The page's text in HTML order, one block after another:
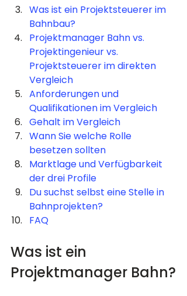
Was ist ein Projektsteuerer im
Bahnbau?
Projektmanager Bahn vs.
Projektingenieur vs.
Projektsteuerer im direkten
Vergleich
Anforderungen und
Qualifikationen im Vergleich
Gehalt im Vergleich
Wann Sie welche Rolle
besetzen sollten
Marktlage und Verfügbarkeit
der drei Profile
Du suchst selbst eine Stelle in
Bahnprojekten?
FAQ
Was ist ein
Projektmanager Bahn?